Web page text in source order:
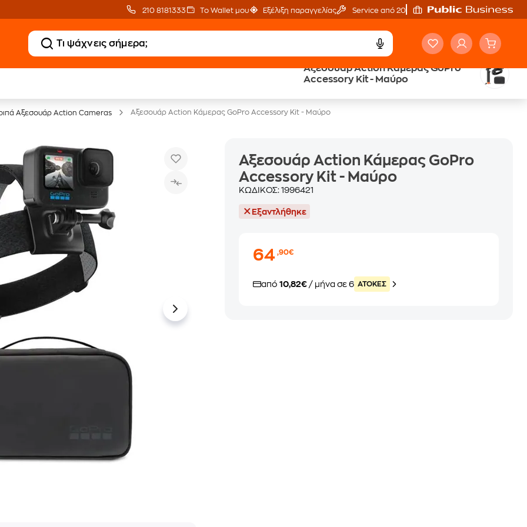
210 8181333 Το Wallet μου Εξέλιξη παραγγελίας Service από 20'
Αξεσουάρ Action Κάμερας GoPro
Accessory Kit - Μαύρο
Public επιστροφή €
Αξεσουάρ Action Cameras Αξεσουάρ Action Κάμερας GoPro Accessory Kit - Μαύρο
Αξεσουάρ Action Κάμερας GoPro
Accessory Kit - Μαύρο
ΚΩΔΙΚΟΣ:1996421
Εξαντλήθηκε
64,90€
από10,82€ / μήνα σε 6 ATOKEΣ